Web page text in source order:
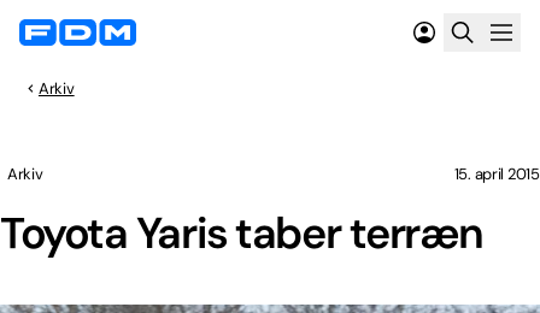
Arkiv
Toyota Yaris taber terræn
Arkiv 15. april 2015